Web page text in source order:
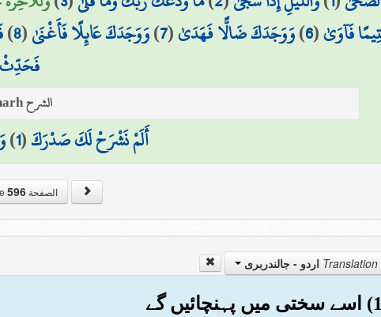
فَآوَىٰ(
6
)وَوَجَدَكَ ضَالًّا فَهَدَىٰ(
7
)وَوَجَدَكَ عَائِلًا فَأَغْنَىٰ(
8
)
فَحَدِّثْ
الشرح Ash-Sharh
أَلَمْ نَشْرَحْ لَكَ صَدْرَكَ(
1
)
الصفحة Page596
اردو - جالندربرى